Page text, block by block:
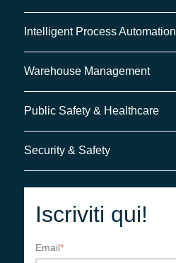
Intelligent Process Automation
Warehouse Management
Public Safety & Healthcare
Security & Safety
Iscriviti qui!
Email*